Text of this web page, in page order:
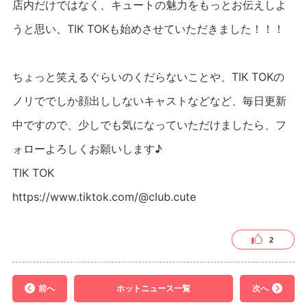
店内だけではなく、キュートの魅力をもっとお伝えしよ
うと思い、TIK TOKも始めさせていただきました！！！
ちょっと笑えるぐらいのくだらないことや、TIK TOKの
ノリででしか顔出ししないキャストなどなど、毎日更新
中ですので、少しでも気になっていただけましたら、フ
ォローよろしくお願いします♪
TIK TOK
https://www.tiktok.com/@club.cute
2
前へ ホットニュース一覧 次へ